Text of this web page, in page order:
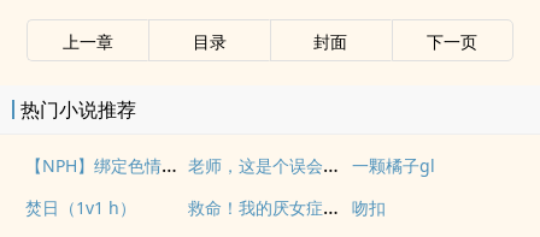
上一章 目录 封面 下一页
热门小说推荐
【NPH】绑定色情系统？我吗？ 老师，这是个误会（gl，纯百）
一颗橘子gl
焚日（1v1 h）
救命！我的厌女症总裁不仅碰瓷还装秒(1v1 调教高h) 吻扣